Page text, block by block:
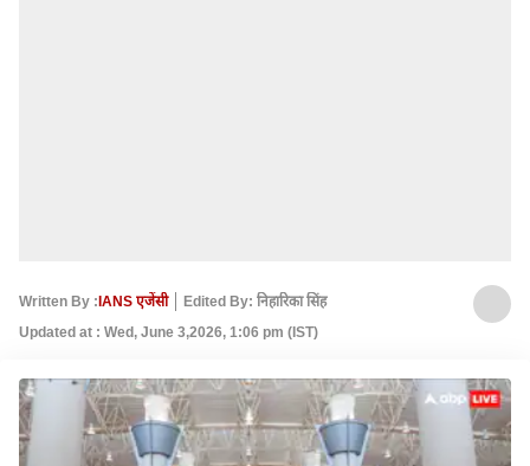
Written By :IANS एजेंसी
Edited By: निहारिका सिंह
Updated at : Wed, June 3,2026, 1:06 pm (IST)